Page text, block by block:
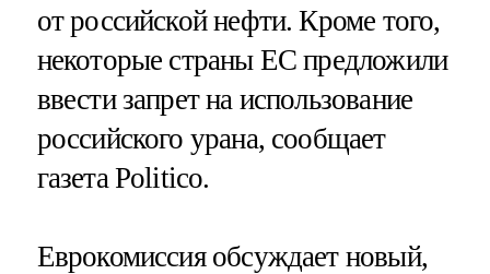
от российской нефти. Кроме того,
некоторые страны ЕС предложили
ввести запрет на использование
российского урана, сообщает
газета Politico.
Еврокомиссия обсуждает новый,